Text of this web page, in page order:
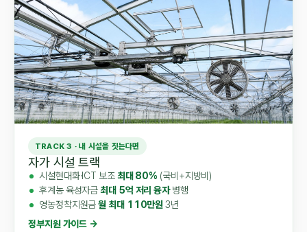
TRACK 3 · 내 시설을 짓는다면
자가 시설 트랙
시설현대화·ICT 보조 최대 80% (국비+지방비)
후계농 육성자금 최대 5억 저리 융자병행
영농정착지원금월 최대 110만원 3년
정부지원 가이드 →